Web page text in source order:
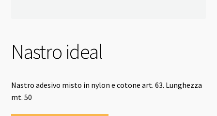
Nastro ideal
Nastro adesivo misto in nylon e cotone art. 63. Lunghezza
mt. 50